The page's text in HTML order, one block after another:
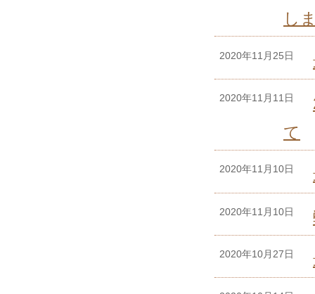
し
2020年11月25日
2020年11月11日
て
2020年11月10日
2020年11月10日
2020年10月27日